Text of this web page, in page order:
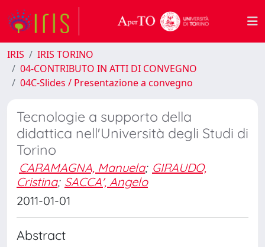
IRIS
IRIS TORINO
04-CONTRIBUTO IN ATTI DI CONVEGNO
04C-Slides / Presentazione a convegno
Tecnologie a supporto della
didattica nell'Università degli Studi di
Torino
CARAMAGNA, Manuela; GIRAUDO,
Cristina; SACCA', Angelo
2011-01-01
Abstract